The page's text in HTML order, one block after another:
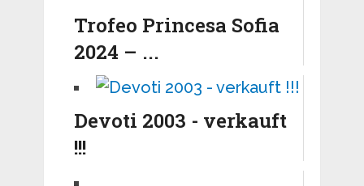
Trofeo Princesa Sofia
2024 – ...
Devoti 2003 - verkauft
!!!